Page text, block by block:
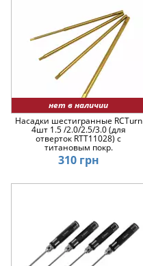
нет в наличии
Насадки шестигранные RCTurn
4шт 1.5 /2.0/2.5/3.0 (для
отверток RTT11028) с
титановым покр.
310 грн